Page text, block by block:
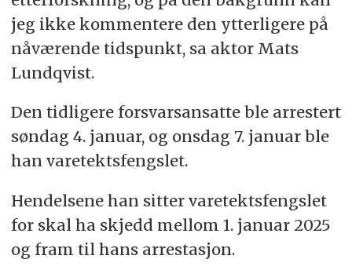
jeg ikke kommentere den ytterligere på
nåværende tidspunkt, sa aktor Mats
Lundqvist.
Den tidligere forsvarsansatte ble arrestert
søndag 4. januar, og onsdag 7. januar ble
han varetektsfengslet.
Hendelsene han sitter varetektsfengslet
for skal ha skjedd mellom 1. januar 2025
og fram til hans arrestasjon.